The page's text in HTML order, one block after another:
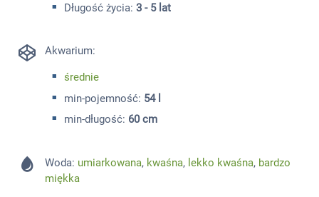
Długość życia: 3 - 5 lat
Akwarium:
średnie
min-pojemność: 54 l
min-długość: 60 cm
Woda: umiarkowana, kwaśna, lekko kwaśna, bardzo
miękka